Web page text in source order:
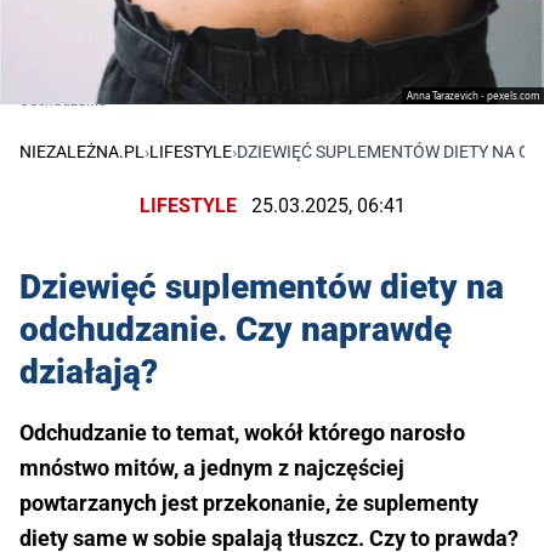
Anna Tarazevich - pexels.com
Odchudzanie
NIEZALEŻNA.PL ›LIFESTYLE›DZIEWIĘĆ SUPLEMENTÓW DIETY NA
LIFESTYLE 25.03.2025, 06:41
Dziewięć suplementów diety na
odchudzanie. Czy naprawdę
działają?
Odchudzanie to temat, wokół którego narosło
mnóstwo mitów, a jednym z najczęściej
powtarzanych jest przekonanie, że suplementy
diety same w sobie spalają tłuszcz. Czy to prawda?